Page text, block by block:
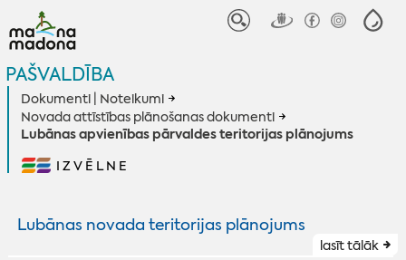
PAŠVALDĪBA
Dokumenti | Noteikumi
Novada attīstības plānošanas dokumenti
Lubānas apvienības pārvaldes teritorijas plānojums
IZVĒLNE
Lubānas novada teritorijas plānojums
lasīt tālāk